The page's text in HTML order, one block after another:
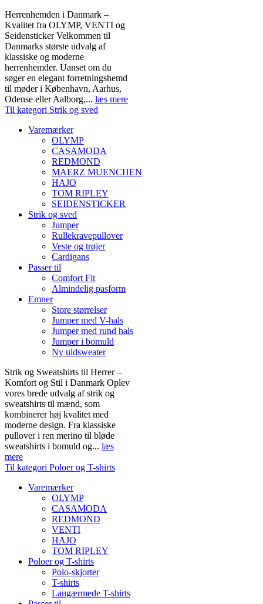
Herrenhemden i Danmark –
Kvalitet fra OLYMP, VENTI og
Seidensticker Velkommen til
Danmarks største udvalg af
klassiske og moderne
herrenhemder. Uanset om du
søger en elegant forretningshemd
til møder i København, Aarhus,
Odense eller Aalborg,... læs mere
Til kategori Strik og sved
Varemærker
OLYMP
CASAMODA
REDMOND
MAERZ MUENCHEN
HAJO
TOM RIPLEY
SEIDENSTICKER
Strik og sved
Jumper
Rullekravepullover
Veste og trøjer
Cardigans
Passer til
Comfort Fit
Almindelig pasform
Emner
Store størrelser
Jumper med V-hals
Jumper med rund hals
Jumper i bomuld
Ny uldsweater
Strik og Sweatshirts til Herrer –
Komfort og Stil i Danmark Oplev
vores brede udvalg af strik og
sweatshirts til mænd, som
kombinerer høj kvalitet med
moderne design. Fra klassiske
pullover i ren merino til bløde
sweatshirts i bomuld og... læs
mere
Til kategori Poloer og T-shirts
Varemærker
OLYMP
CASAMODA
REDMOND
VENTI
HAJO
TOM RIPLEY
Poloer og T-shirts
Polo-skjorter
T-shirts
Langærmede T-shirts